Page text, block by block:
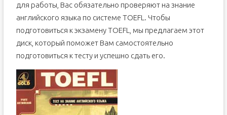
для работы, Вас обязательно проверяют на знание
английского языка по системе TOEFL. Чтобы
подготовиться к экзамену TOEFL, мы предлагаем этот
диск, который поможет Вам самостоятельно
подготовиться к тесту и успешно сдать его.